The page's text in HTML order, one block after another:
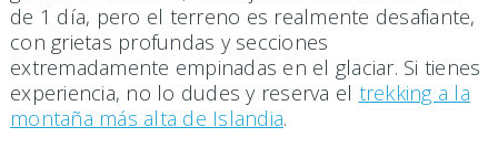
de 1 día, pero el terreno es realmente desafiante,
con grietas profundas y secciones
extremadamente empinadas en el glaciar. Si tienes
experiencia, no lo dudes y reserva el trekking a la
montaña más alta de Islandia.